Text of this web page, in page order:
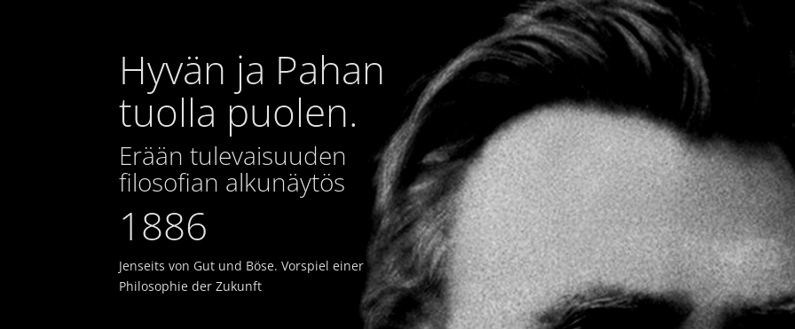
Hyvän ja Pahan
tuolla puolen.
Erään tulevaisuuden
filosofian alkunäytös
1886
Jenseits von Gut und Böse. Vorspiel einer
Philosophie der Zukunft